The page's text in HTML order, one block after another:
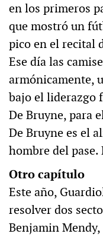
en los primeros
que mostró un
pico en el recital
Ese día las
armónicamente,
bajo el liderazgo
De Bruyne, para
De Bruyne es el
hombre del pase.
Otro capítulo
Este año,
resolver dos
Benjamin